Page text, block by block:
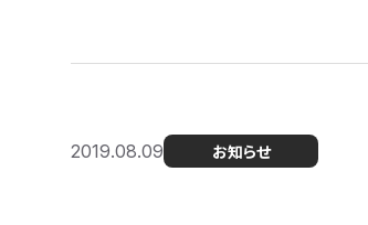
2019.08.09 お知らせ